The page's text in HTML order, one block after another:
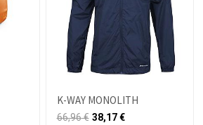
K-WAY MONOLITH
66,96€ 38,17€